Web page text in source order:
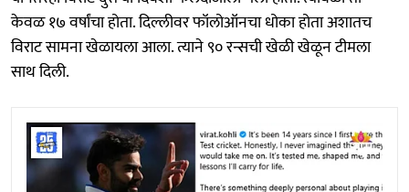
केवळ १७ वर्षांचा होता. दिल्लीवर फॉलोऑनचा धोका होता अशातच
विराट सामना खेळायला आला. त्याने ९० रन्सची खेळी खेळून टीमला
साथ दिली.